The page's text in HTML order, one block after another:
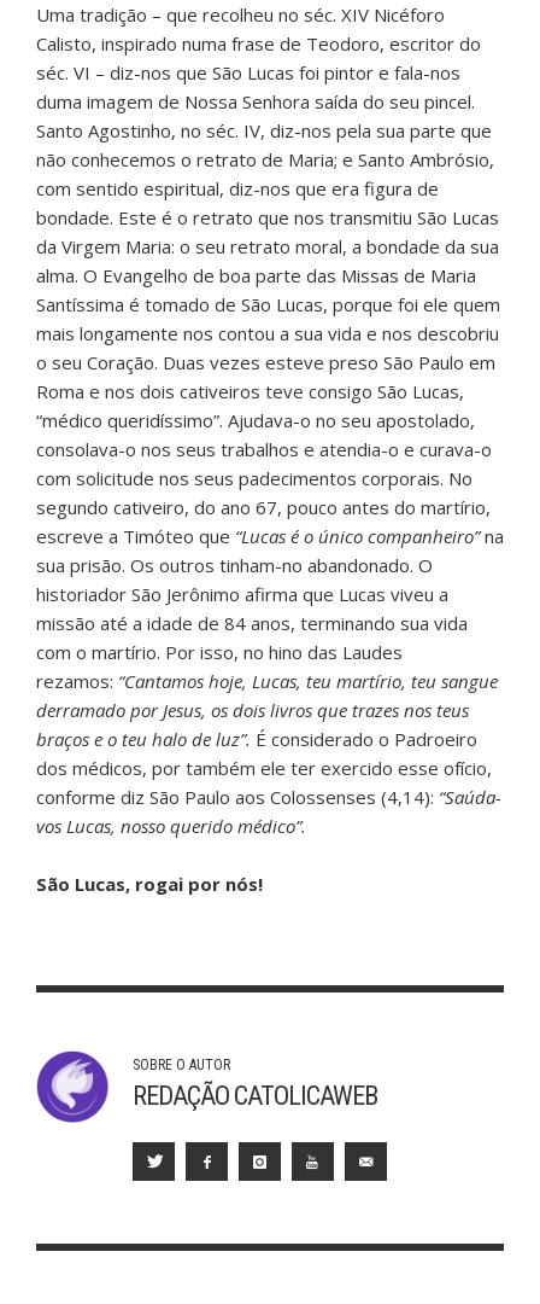
Uma tradição – que recolheu no séc. XIV Nicéforo
Calisto, inspirado numa frase de Teodoro, escritor do
séc. VI – diz-nos que São Lucas foi pintor e fala-nos
duma imagem de Nossa Senhora saída do seu pincel.
Santo Agostinho, no séc. IV, diz-nos pela sua parte que
não conhecemos o retrato de Maria; e Santo Ambrósio,
com sentido espiritual, diz-nos que era figura de
bondade. Este é o retrato que nos transmitiu São Lucas
da Virgem Maria: o seu retrato moral, a bondade da sua
alma. O Evangelho de boa parte das Missas de Maria
Santíssima é tomado de São Lucas, porque foi ele quem
mais longamente nos contou a sua vida e nos descobriu
o seu Coração. Duas vezes esteve preso São Paulo em
Roma e nos dois cativeiros teve consigo São Lucas,
“médico queridíssimo”. Ajudava-o no seu apostolado,
consolava-o nos seus trabalhos e atendia-o e curava-o
com solicitude nos seus padecimentos corporais. No
segundo cativeiro, do ano 67, pouco antes do martírio,
escreve a Timóteo que “Lucas é o único companheiro”na
sua prisão. Os outros tinham-no abandonado. O
historiador São Jerônimo afirma que Lucas viveu a
missão até a idade de 84 anos, terminando sua vida
com o martírio. Por isso, no hino das Laudes
rezamos: “Cantamos hoje, Lucas, teu martírio, teu sangue
derramado por Jesus, os dois livros que trazes nos teus
braços e o teu halo de luz”. É considerado o Padroeiro
dos médicos, por também ele ter exercido esse ofício,
conforme diz São Paulo aos Colossenses (4,14): “Saúda-
vos Lucas, nosso querido médico”.
São Lucas, rogai por nós!
SOBRE O AUTOR
REDAÇÃO CATOLICAWEB